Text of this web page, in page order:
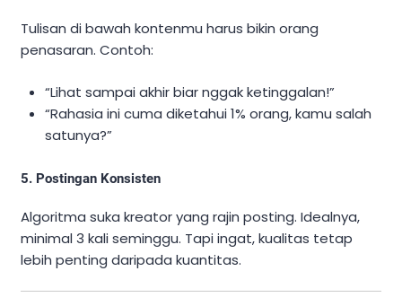
Tulisan di bawah kontenmu harus bikin orang
penasaran. Contoh:
“Lihat sampai akhir biar nggak ketinggalan!”
“Rahasia ini cuma diketahui 1% orang, kamu salah
satunya?”
5. Postingan Konsisten
Algoritma suka kreator yang rajin posting. Idealnya,
minimal 3 kali seminggu. Tapi ingat, kualitas tetap
lebih penting daripada kuantitas.